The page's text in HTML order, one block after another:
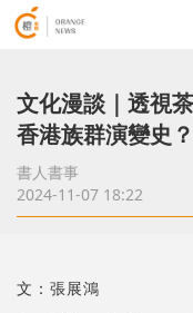
文化漫談｜透視
香港族群演變史？
書人書事
2024-11-07 18:22
文：張展鴻